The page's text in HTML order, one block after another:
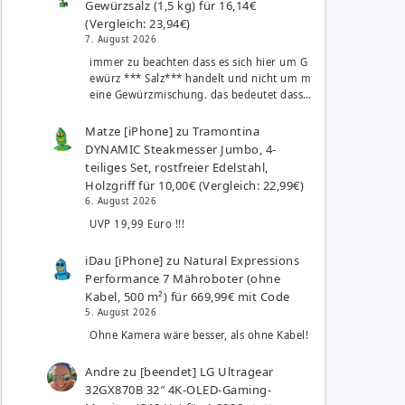
Gewürzsalz (1,5 kg) für 16,14€
(Vergleich: 23,94€)
7. August 2026
immer zu beachten dass es sich hier um G
ewürz *** Salz*** handelt und nicht um m
eine Gewürzmischung. das bedeutet dass…
Matze [iPhone] zuTramontina
DYNAMIC Steakmesser Jumbo, 4-
teiliges Set, rostfreier Edelstahl,
Holzgriff für 10,00€ (Vergleich: 22,99€)
6. August 2026
UVP 19,99 Euro !!!
iDau [iPhone] zu Natural Expressions
Performance 7 Mähroboter (ohne
Kabel, 500 m²) für 669,99€ mit Code
5. August 2026
Ohne Kamera wäre besser, als ohne Kabel!
Andre zu [beendet] LG Ultragear
32GX870B 32″ 4K-OLED-Gaming-